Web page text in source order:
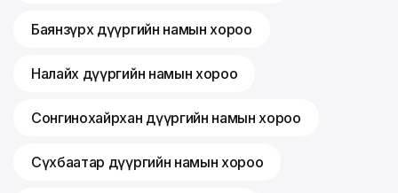
Баянзүрх дүүргийн намын хороо
Налайх дүүргийн намын хороо
Сонгинохайрхан дүүргийн намын хороо
Сүхбаатар дүүргийн намын хороо